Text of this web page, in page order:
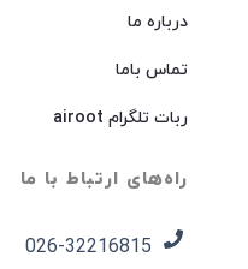
درباره ما
تماس باما
ربات تلگرام airoot
راه‌های ارتباط با ما
026-32216815​